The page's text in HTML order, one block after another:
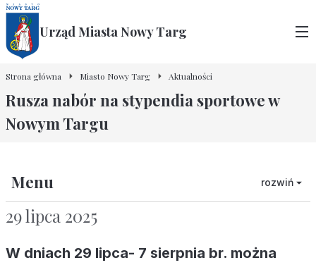
Urząd Miasta Nowy Targ
Strona główna Miasto Nowy Targ Aktualności
Rusza nabór na stypendia sportowe w
Nowym Targu
Menu rozwiń
29 lipca 2025
W dniach 29 lipca- 7 sierpnia br. można